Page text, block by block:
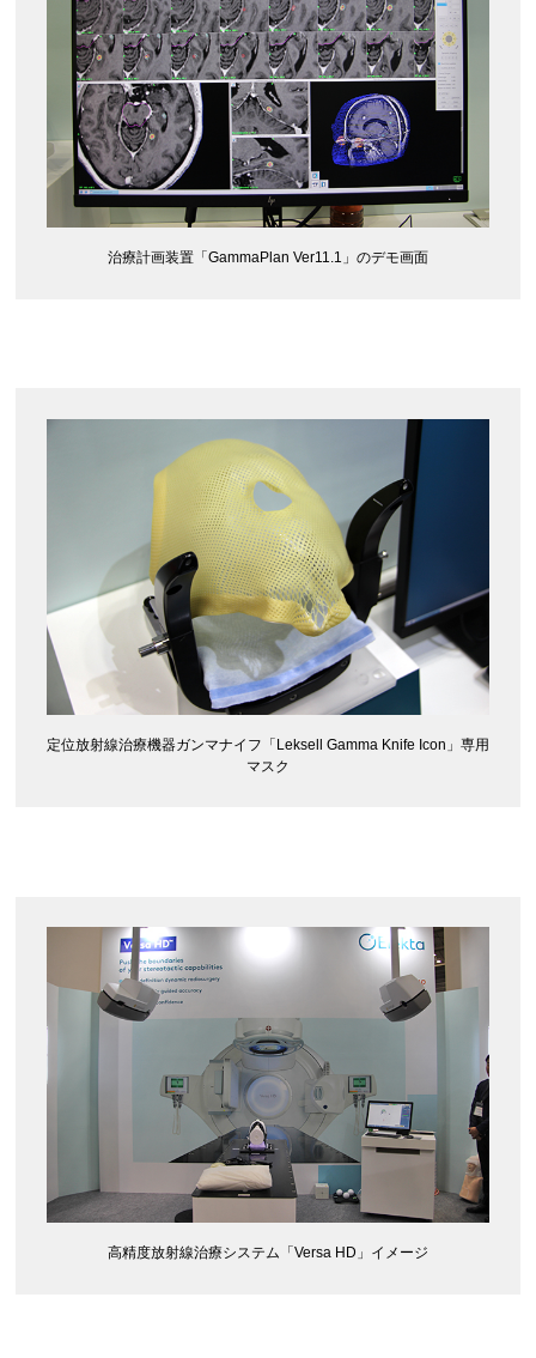
治療計画装置「GammaPlan Ver11.1」のデモ画面
定位放射線治療機器ガンマナイフ「Leksell Gamma Knife Icon」専用
マスク
高精度放射線治療システム「Versa HD」イメージ